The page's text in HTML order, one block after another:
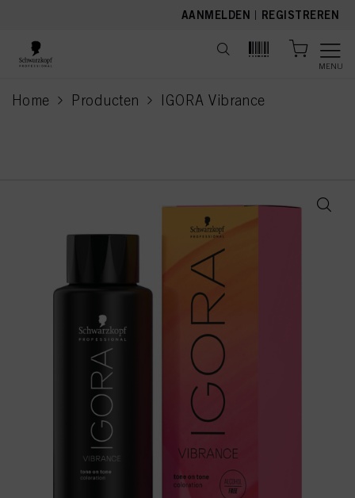
AANMELDEN | REGISTREREN
MENU
Home Producten IGORA Vibrance
current page